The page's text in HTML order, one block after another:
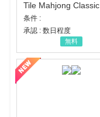
Tile Mahjong Classic
条件 :
承認 : 数日程度
無料